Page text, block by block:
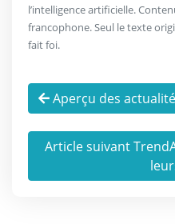
l’intelligence artificielle.
francophone. Seul le texte
fait foi.
Aperçu des
Article suivant